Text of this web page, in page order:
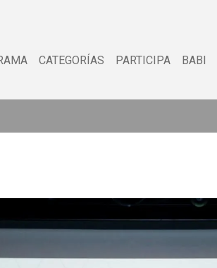
CATEGORÍAS PARTICIPA BABI